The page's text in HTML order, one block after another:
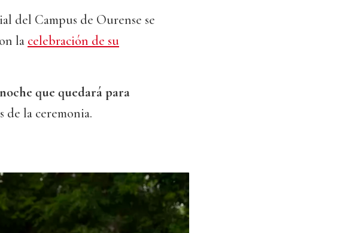
del Campus de Ourense se
la celebración de su
que quedará para
de la ceremonia.